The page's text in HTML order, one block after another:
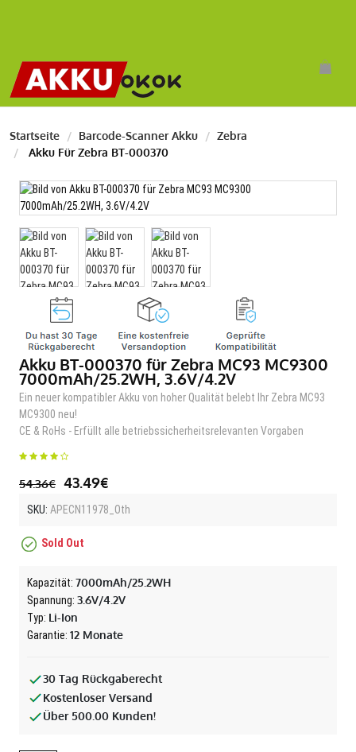
Startseite Barcode-Scanner Akku
Zebra
Akku Für Zebra BT-000370
Akku BT-000370 für Zebra MC93 MC9300
7000mAh/25.2WH, 3.6V/4.2V
Ein neuer kompatibler Akku von hoher Qualität belebt Ihr Zebra MC93
MC9300 neu!
CE & RoHs - Erfüllt alle betriebssicherheitsrelevanten Vorgaben
54.36€ 43.49€
SKU: APECN11978_Oth
Sold Out
Kapazität: 7000mAh/25.2WH
Spannung: 3.6V/4.2V
Typ: Li-Ion
Garantie: 12 Monate
30 Tag Rückgaberecht
Kostenloser Versand
Über 500.00 Kunden!